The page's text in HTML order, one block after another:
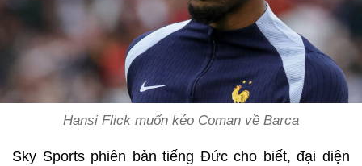
Hansi Flick muốn kéo Coman về Barca
Sky Sports phiên bản tiếng Đức cho biết, đại diện